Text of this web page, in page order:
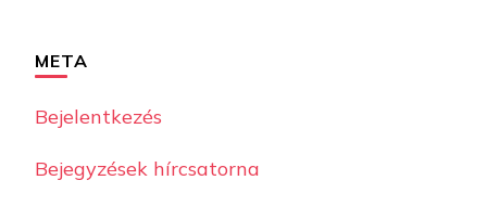
META
Bejelentkezés
Bejegyzések hírcsatorna